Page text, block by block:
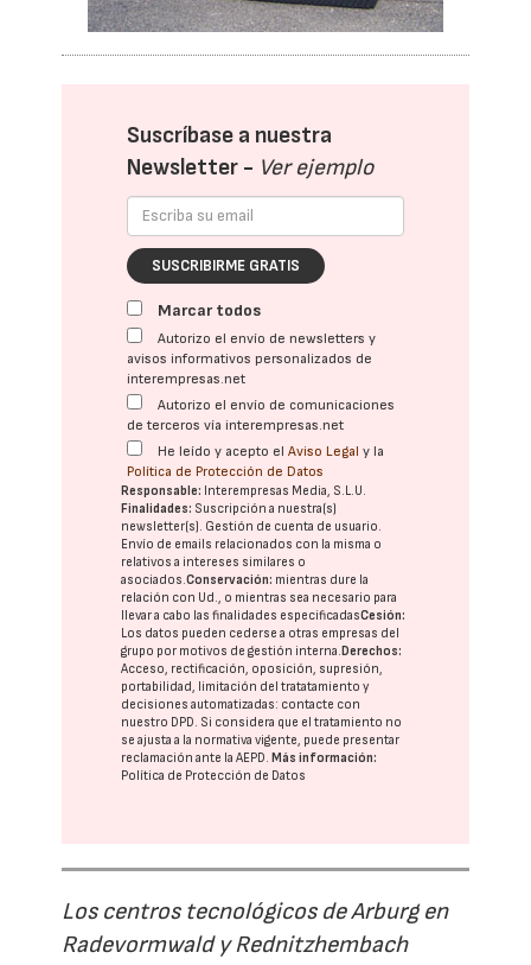
Suscríbase a nuestra
Newsletter - Ver ejemplo
SUSCRIBIRME GRATIS
Marcar todos
Autorizo el envío de newsletters y
avisos informativos personalizados de
interempresas.net
Autorizo el envío de comunicaciones
de terceros vía interempresas.net
He leído y acepto elAviso Legal y la
Política de Protección de Datos
Responsable: Interempresas Media, S.L.U.
Finalidades: Suscripción a nuestra(s)
newsletter(s). Gestión de cuenta de usuario.
Envío de emails relacionados con la misma o
relativos a intereses similares o
asociados.Conservación: mientras dure la
relación con Ud., o mientras sea necesario para
llevar a cabo las finalidades especificadasCesión:
Los datos pueden cederse a otras empresas del
grupo por motivos de gestión interna.Derechos:
Acceso, rectificación, oposición, supresión,
portabilidad, limitación del tratatamiento y
decisiones automatizadas: contacte con
nuestro DPD. Si considera que el tratamiento no
se ajusta a la normativa vigente, puede presentar
reclamación ante laAEPD.Más información:
Política de Protección de Datos
Los centros tecnológicos de Arburg en
Radevormwald y Rednitzhembach